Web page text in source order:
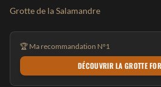
Grotte de la Salamandre
🏆 Ma recommandation N°1
DÉCOUVRIR LA GROTTE